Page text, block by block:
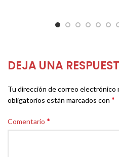
DEJA UNA
Tu dirección de correo electrónico
obligatorios están marcados con *
Comentario *